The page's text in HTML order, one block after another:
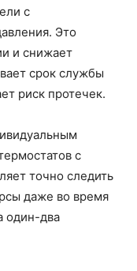
с
Это
и снижает
срок службы
риск протечек.
с
точно следить
даже во время
один-два